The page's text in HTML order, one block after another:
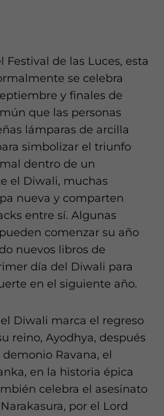
Festival de las Luces, esta
se celebra
y finales de
que las personas
lámparas de arcilla
simbolizar el triunfo
dentro de un
el Diwali, muchas
nueva y comparten
entre sí. Algunas
comenzar su año
nuevos libros de
día del Diwali para
en el siguiente año.
Diwali marca el regreso
reino, Ayodhya, después
Ravana, el
en la historia épica
celebra el asesinato
por el Lord